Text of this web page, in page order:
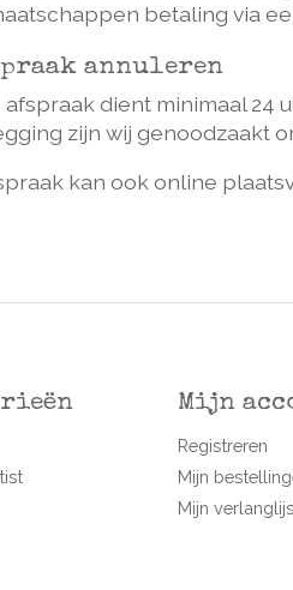
betaling via
annuleren
afspraak dient minimaal 24
zijn wij genoodzaakt
kan ook online
Mijn
Registreren
Mijn
Mijn